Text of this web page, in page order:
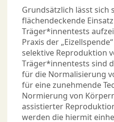
Grundsätzlich lässt sich
flächendeckende
Träger*innentests
Praxis der
selektive Reproduktion
Träger*innentests sind
für die Normalisierung
für eine zunehmende
Normierung von
assistierter
werden die hiermit